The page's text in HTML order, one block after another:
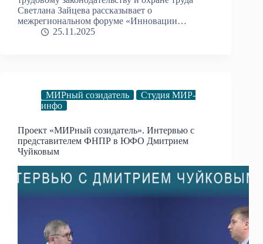
Светлана Зайцева рассказывает о
межрегиональном форуме «Инновации…
25.11.2025
МИРный созидатель
Студия МИР-
инфо
Проект «МИРный созидатель». Интервью с
представителем ФНПР в ЮФО Дмитрием
Чуйковым